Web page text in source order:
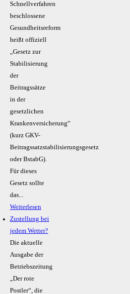
Schnellverfahren
beschlossene
Gesundheitsreform
heißt offiziell
„Gesetz zur
Stabilisierung
der
Beitragssätze
in der
gesetzlichen
Krankenversicherung“
(kurz GKV-
Beitragssatzstabilisierungsgesetz
oder BstabG).
Für dieses
Gesetz sollte
das...
Weiterlesen
Zustellung bei
jedem Wetter?
Die aktuelle
Ausgabe der
Betriebszeitung
„Der rote
Postler“, die